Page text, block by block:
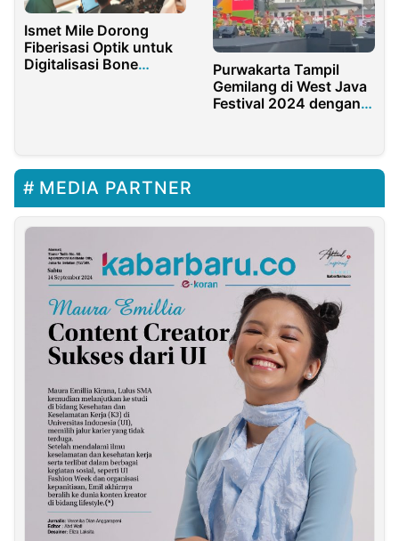
Ismet Mile Dorong
Fiberisasi Optik untuk
Digitalisasi Bone
Purwakarta Tampil
Gemilang di West Java
Festival 2024 dengan
MEDIA PARTNER